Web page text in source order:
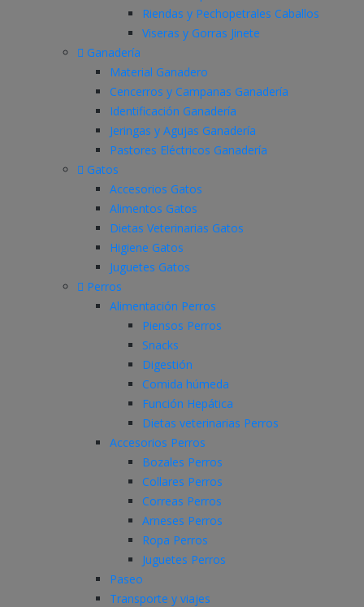
Riendas y Pechopetrales Caballos
Viseras y Gorras Jinete
Ganadería
Material Ganadero
Cencerros y Campanas Ganadería
Identificación Ganadería
Jeringas y Agujas Ganadería
Pastores Eléctricos Ganadería
Gatos
Accesorios Gatos
Alimentos Gatos
Dietas Veterinarias Gatos
Higiene Gatos
Juguetes Gatos
Perros
Alimentación Perros
Piensos Perros
Snacks
Digestión
Comida húmeda
Función Hepática
Dietas veterinarias Perros
Accesorios Perros
Bozales Perros
Collares Perros
Correas Perros
Arneses Perros
Ropa Perros
Juguetes Perros
Paseo
Transporte y viajes